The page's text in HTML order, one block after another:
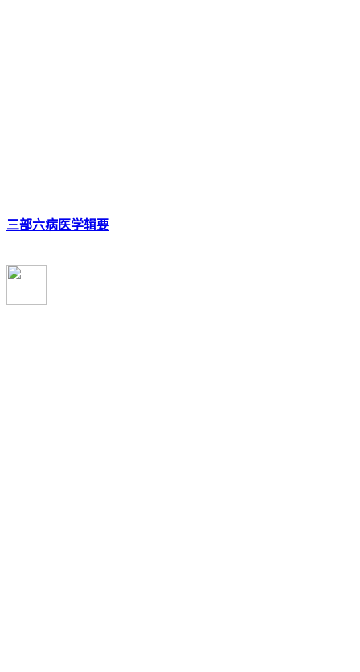
三部六病医学辑要